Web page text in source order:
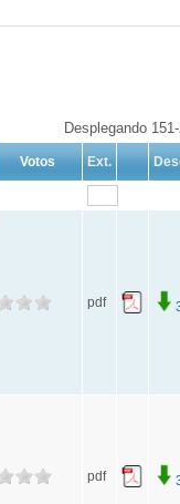
Desplegando
Votos Ext.
pdf
pdf